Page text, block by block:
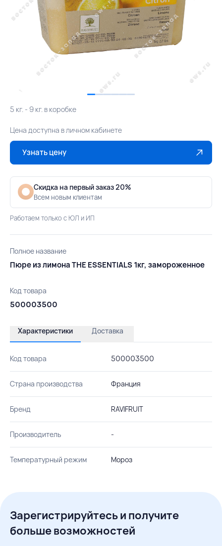
5 кг. - 9 кг. в коробке
Цена доступна в личном кабинете
Узнать цену
Скидка на первый заказ 20%
Всем новым клиентам
Работаем только с ЮЛ и ИП
Полное название
Пюре из лимона THE ESSENTIALS 1кг, замороженное
Код товара
500003500
Характеристики Доставка
Код товара 500003500
Страна производства Франция
Бренд RAVIFRUIT
Производитель -
Температурный режим Мороз
Зарегистрируйтесь и получите
больше возможностей